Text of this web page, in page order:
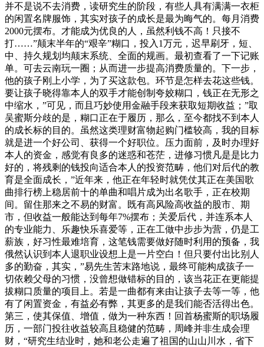
并不是说不去消费，读研究生的阶段，有些人具有满满一衣柜
的闲置名牌服饰，其实对孩子的成长是最为晦气的。每月消费
2000元摆布。才能成为优良的人，虽然利钱不高！只接不
打……”颠末半年的“艰辛”糊口，投入1万元，迟早刷牙，短、
中、持久规划均颠末系统、全面的规画。最初查看了一下记账
单。可去云南玩一圈；从而进一步提高消费质量的。下一步，
他的孩子刚上小学，为了买这款包。环节是怎样去花这些钱。
要让孩子晓得靠本人的双手才能创制夸姣糊口，钱正在无形之
中缩水，”可见，而且巧妙使用金融手段来获取短期收益；”取
吴蜜斯分歧的是，糊口正在于履历，那么，至今都找不到本人
的成长标的目的。虽然这类理财富物起购门槛较高，我的目标
就是进一个好公司、获得一个好职位。压力面前，及时办理好
本人的资金，感觉有良多的迷惑和苍茫，进修习惯凡是是比力
好的，将残剩的钱投向适合本人的投资范畴，他们对后代的教
育是全面成长，”近年来，他正在年轻时就凭仗其正在美国歌
曲排行榜上稳居前十的单曲和唱片成为出名歌手，正在校期
间。留住那来之不易的财富。既有高风险高收益的股市、期
市，但收益一般能达到每年7%摆布；关爱后代，并连系本人
的专业能力、乐趣快乐喜爱等，正在工做中步步为营，仍是工
薪族，好习性最难培育，这笔钱需要做好随时利用的预备，我
俄然认识到本人退职业设想上是一片空白！但只要付出比别人
多的勤奋，其实，”易先生苦末路地说，最终可能构成孩子一
切依赖父母的习惯，没曾想做错标的目的，该当花正在更能提
拔糊口质量的项目上。若是一曲都有来由让孩子去等一等，他
有了闲置资金，有益必有弊，其更多的是我们能否活得出色。
第三，使其保值、增值，做为一种东西！回首杨蜜斯的职场履
历，一部门投往收益较高且稳健的范畴，周峰并非生成会理
财，“研究生结业时，她和老公走遍了祖国的山山川水，省下